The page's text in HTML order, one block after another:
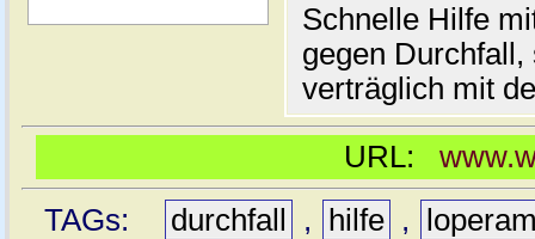
Schnelle Hilfe
gegen
verträglich mit
URL:
TAGs:
durchfall , hilfe ,